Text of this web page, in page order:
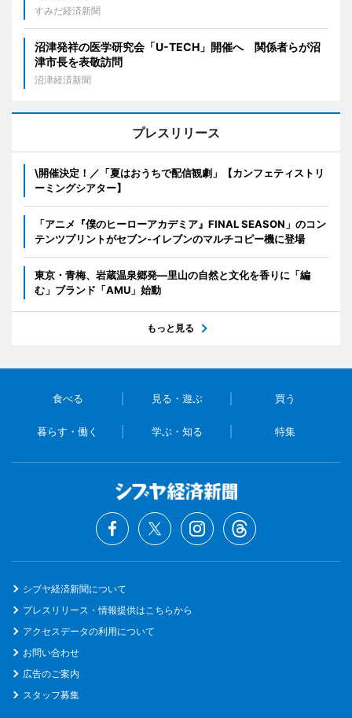
すみだ経済新聞
沼津発祥の医学研究会「U-TECH」開催へ 関係者らが沼
津市長を表敬訪問
沼津経済新聞
プレスリリース
\開催決定！／「夏はおうちで配信観劇」【カンフェティストリ
ーミングシアター】
「アニメ『僕のヒーローアカデミア』FINAL SEASON」のコン
テンツプリントがセブン‐イレブンのマルチコピー機に登場
東京・青梅、岩蔵温泉郷発―里山の自然と文化を香りに「編
む」ブランド「AMU」始動
もっと見る
食べる 見る・遊ぶ 買う
暮らす・働く 学ぶ・知る 特集
シブヤ経済新聞について
プレスリリース・情報提供はこちらから
アクセスデータの利用について
お問い合わせ
広告のご案内
スタッフ募集